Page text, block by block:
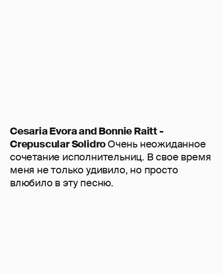
Cesaria Evora and Bonnie Raitt -
Crepuscular SolidroОчень неожиданное
сочетание исполнительниц. В свое время
меня не только удивило, но просто
влюбило в эту песню.